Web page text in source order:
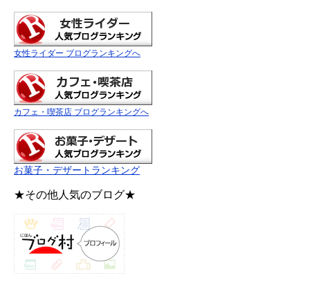
女性ライダー ブログランキングへ
カフェ・喫茶店 ブログランキングへ
お菓子・デザートランキング
★その他人気のブログ★